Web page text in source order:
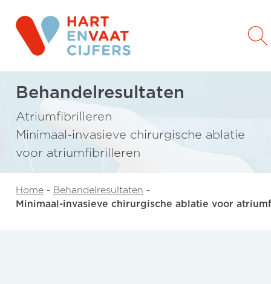
Behandelresultaten
Atriumfibrilleren
Minimaal-invasieve chirurgische ablatie
voor atriumfibrilleren
Home - Behandelresultaten -
Minimaal-invasieve chirurgische ablatie voor